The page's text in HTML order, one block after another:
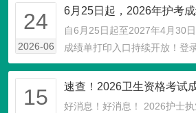
网 入口下载开放时间：2026
24
2026-06
自6月25日起至2027年4月30
成绩单打印入口持续开放！登
流中心（www.21wecan.com
作用 成绩单非常重要！所有考
15 速查！2026卫生资格考试
好消息！好消息！ 2026护士